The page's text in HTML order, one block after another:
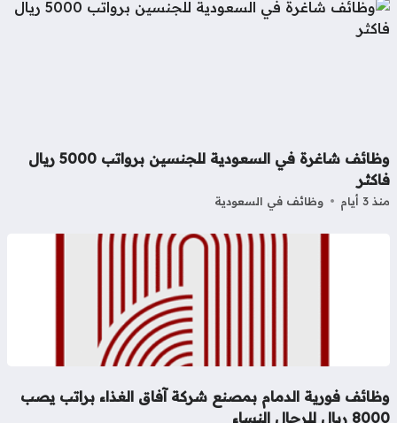
وظائف شاغرة في السعودية للجنسين برواتب 5000 ريال
أيام وظائف في السعودية
فورية الدمام بمصنع شركة آفاق الغذاء براتب يصب
للرجال النساء